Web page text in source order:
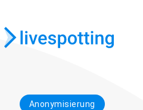
Anonymisierung